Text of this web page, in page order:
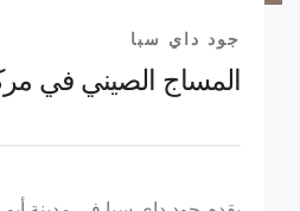
جود داي سبا
المساج الصيني في